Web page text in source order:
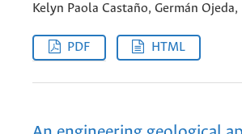
Kelyn Paola Castaño, Germán
PDF HTML